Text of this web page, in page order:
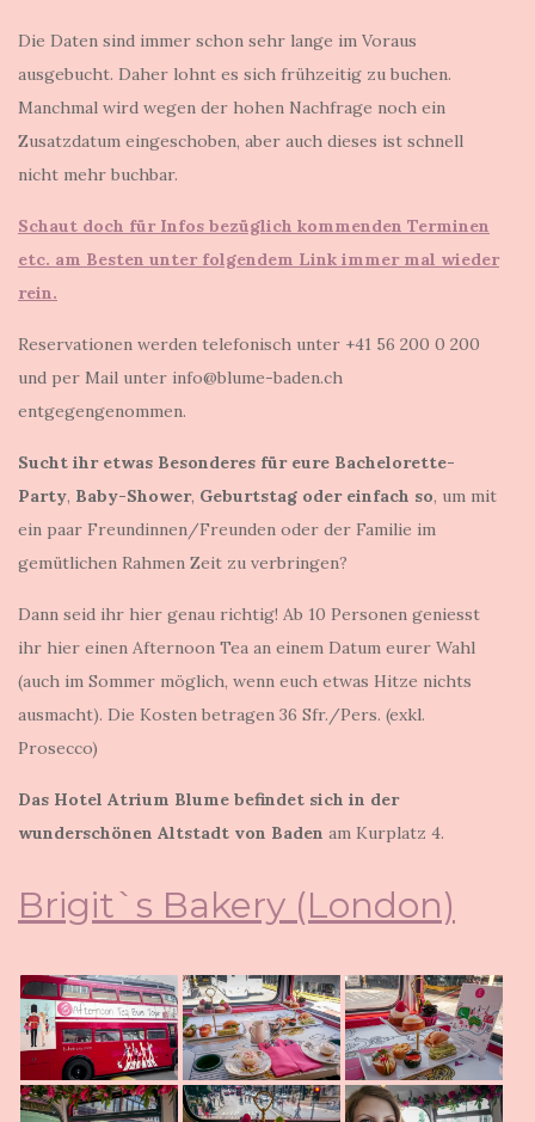
Die Daten sind immer schon sehr lange im Voraus
ausgebucht. Daher lohnt es sich frühzeitig zu buchen.
Manchmal wird wegen der hohen Nachfrage noch ein
Zusatzdatum eingeschoben, aber auch dieses ist schnell
nicht mehr buchbar.
Schaut doch für Infos bezüglich kommenden Terminen
etc. am Besten unter folgendem Link immer mal wieder
rein.
Reservationen werden telefonisch unter +41 56 200 0 200
und per Mail unter info@blume-baden.ch
entgegengenommen.
Sucht ihr etwas Besonderes für eure Bachelorette-
Party, Baby-Shower, Geburtstag oder einfach so, um mit
ein paar Freundinnen/Freunden oder der Familie im
gemütlichen Rahmen Zeit zu verbringen?
Dann seid ihr hier genau richtig! Ab 10 Personen geniesst
ihr hier einen Afternoon Tea an einem Datum eurer Wahl
(auch im Sommer möglich, wenn euch etwas Hitze nichts
ausmacht). Die Kosten betragen 36 Sfr./Pers. (exkl.
Prosecco)
Das Hotel Atrium Blume befindet sich in der
wunderschönen Altstadt von Baden am Kurplatz 4.
Brigit`s Bakery (London)